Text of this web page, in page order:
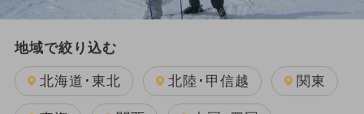
地域で絞り込む
北海道･東北 北陸･甲信越 関東